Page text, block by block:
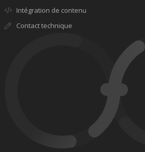
Intégration de contenu
Contact technique